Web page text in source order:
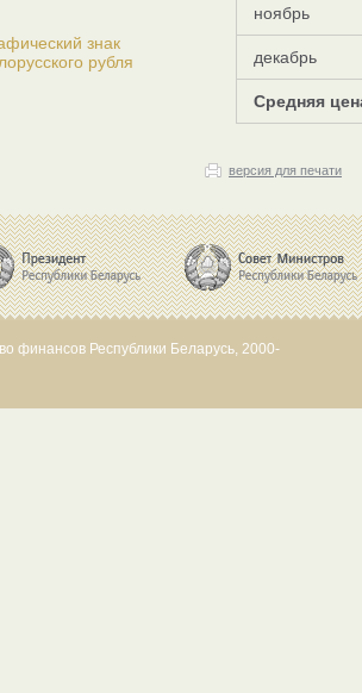
знак
рубля
ноябрь
декабрь
Средняя
версия для печати
финансов Республики Беларусь, 2000-